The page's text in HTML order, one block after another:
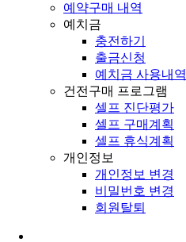
예약구매 내역
예치금
충전하기
출금신청
예치금 사용내역
건전구매 프로그램
셀프 진단평가
셀프 구매계획
셀프 휴식계획
개인정보
개인정보 변경
비밀번호 변경
회원탈퇴